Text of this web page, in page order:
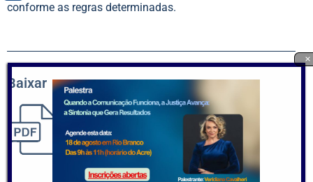
conforme as regras determinadas.
Baixar
×